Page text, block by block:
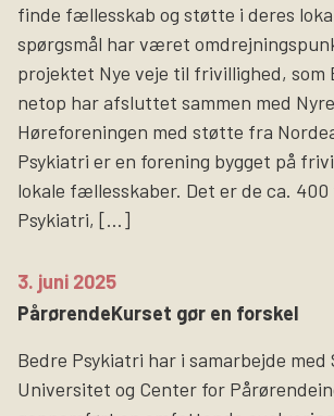
finde fællesskab og støtte i deres
spørgsmål har været
projektet Nye veje til frivillighed, som
netop har afsluttet sammen med
Høreforeningen med støtte fra
Psykiatri er en forening bygget på
lokale fællesskaber. Det er de ca.
Psykiatri, […]
3. juni 2025
PårørendeKurset gør en forskel
Bedre Psykiatri har i samarbejde med
Universitet og Center for